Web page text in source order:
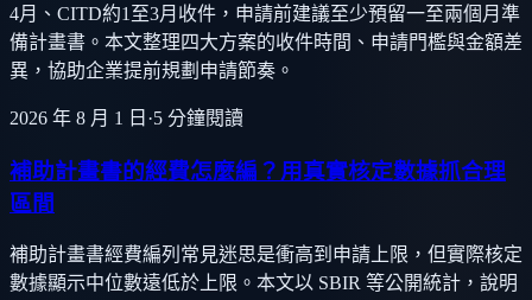
4月、CITD約1至3月收件，申請前建議至少預留一至兩個月準
備計畫書。本文整理四大方案的收件時間、申請門檻與金額差
異，協助企業提前規劃申請節奏。
2026 年 8 月 1 日 ·5 分鐘閱讀
補助計畫書的經費怎麼編？用真實核定數據抓合理
區間
補助計畫書經費編列常見迷思是衝高到申請上限，但實際核定
數據顯示中位數遠低於上限。本文以 SBIR 等公開統計，說明